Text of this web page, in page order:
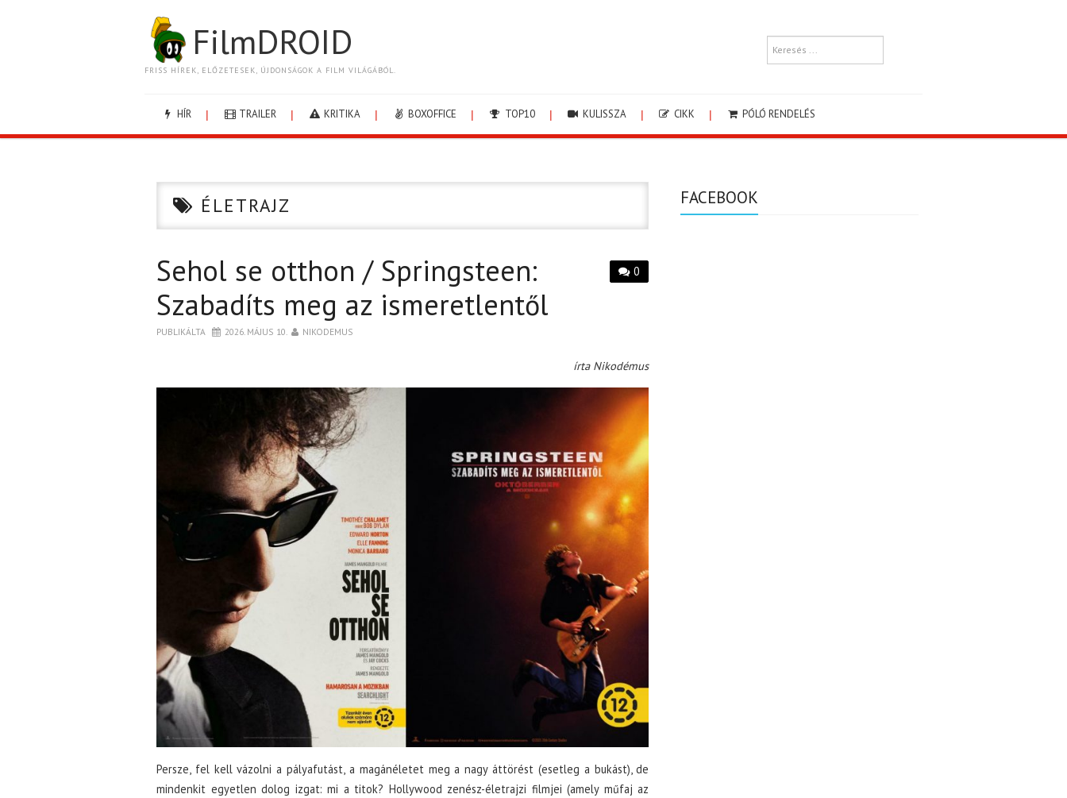
FilmDROID
FRISS HÍREK, ELŐZETESEK, ÚJDONSÁGOK A FILM VILÁGÁBÓL.
HÍR TRAILER KRITIKA BOXOFFICE TOP10 KULISSZA CIKK PÓLÓ RENDELÉS
ÉLETRAJZ
0
Sehol se otthon / Springsteen:
Szabadíts meg az ismeretlentől
PUBLIKÁLTA 2026. MÁJUS 10. NIKODEMUS
írta Nikodémus
Persze, fel kell vázolni a pályafutást, a magánéletet meg a nagy áttörést (esetleg a bukást), de
mindenkit egyetlen dolog izgat: mi a titok? Hollywood zenész-életrajzi filmjei (amely műfaj az
FACEBOOK